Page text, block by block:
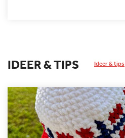
IDEER & TIPS Ideer & tips